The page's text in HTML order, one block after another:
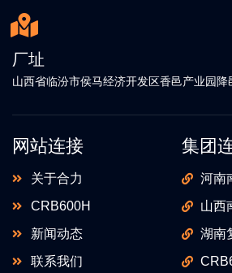
厂址
山西省临汾市侯马经济开发区香邑产业园降
网站连接
关于合力
CRB600H
新闻动态
联系我们
集团
河南
山西
湖南